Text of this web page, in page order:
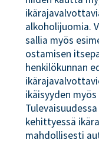
alkoholijuomia.
sallia myös
ostamisen
henkilökunnan
ikäisyyden
kehittyessä
mahdollisesti